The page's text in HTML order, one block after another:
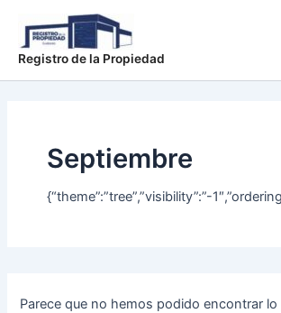
contenido
Registro de la Propiedad
Septiembre
{“theme”:”tree”,”visibility”:”-
Parece que no hemos podido encontrar lo
por: